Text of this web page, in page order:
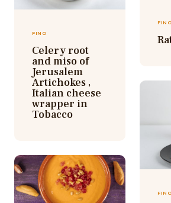
FINO
FINO
Celery root
and miso of
Jerusalem
Artichokes ,
Italian cheese
wrapper in
Tobacco
FINO